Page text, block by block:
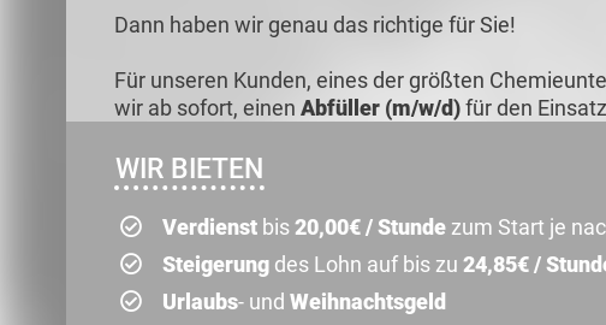
Dann haben wir genau das richtige für Sie!
Für unseren Kunden, eines der größten
wir ab sofort, einen Abfüller (m/w/d)für den
WIR BIETEN
Verdienst bis20,00€ / Stunde zum Start je
Steigerung des Lohn auf bis zu 24,85€ /
Urlaubs- und Weihnachtsgeld